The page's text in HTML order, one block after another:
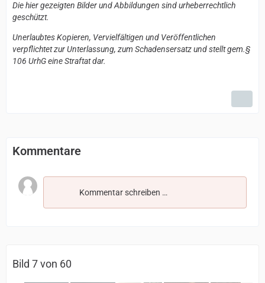
Die hier gezeigten Bilder und Abbildungen sind urheberrechtlich
geschützt.
Unerlaubtes Kopieren, Vervielfältigen und Veröffentlichen
verpflichtet zur Unterlassung, zum Schadensersatz und stellt gem.§
106 UrhG eine Straftat dar.
Kommentare
Kommentar schreiben …
Bild 7 von 60